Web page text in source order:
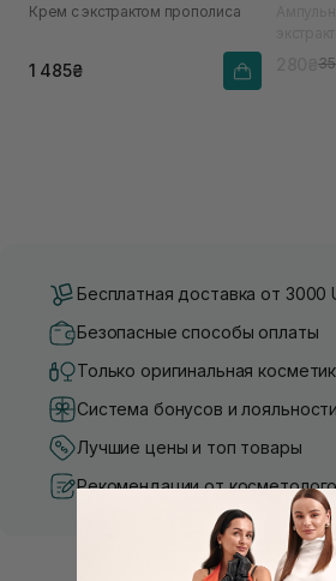
Крем с экстрактом прополиса
1 485₴
Бесплатная доставка от 3000
Безопасные способы оплаты
Только оригинальная
Система бонусов и лояльности
Лучшие цены и топ товары
Рекомендации от